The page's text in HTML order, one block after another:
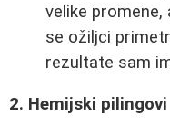
velike promene,
se ožiljci
rezultate sam
2. Hemijski pilingovi